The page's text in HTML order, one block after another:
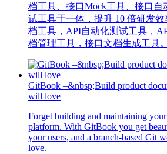
档工具、接口Mock工具、接口自
试工具于一体，提升 10 倍研发
档工具，API自动化测试工具，
档管理工具，接口文档生成工具。
GitBook –&nbsp;Build product
will love
Forget building and maintaining
platform. With GitBook you get
your users, and a branch-based Git
love.